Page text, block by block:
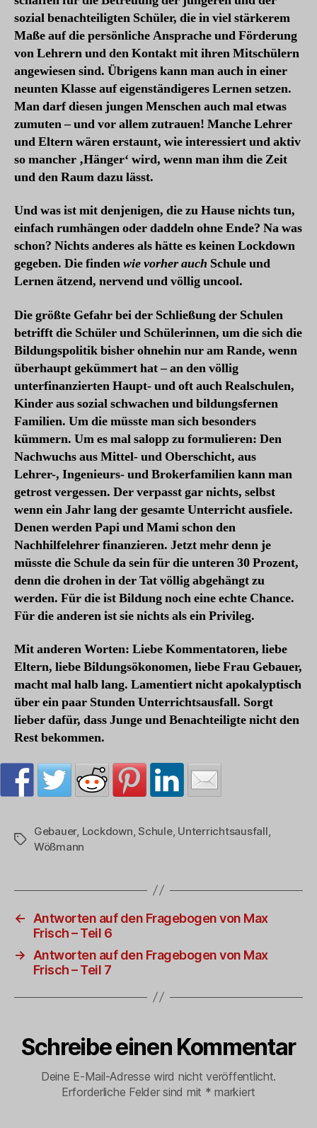
sozial benachteiligten Schüler, die in viel stärkerem
Maße auf die persönliche Ansprache und Förderung
von Lehrern und den Kontakt mit ihren Mitschülern
angewiesen sind. Übrigens kann man auch in einer
neunten Klasse auf eigenständigeres Lernen setzen.
Man darf diesen jungen Menschen auch mal etwas
zumuten – und vor allem zutrauen! Manche Lehrer
und Eltern wären erstaunt, wie interessiert und aktiv
so mancher ‚Hänger‘ wird, wenn man ihm die Zeit
und den Raum dazu lässt.
Und was ist mit denjenigen, die zu Hause nichts tun,
einfach rumhängen oder daddeln ohne Ende? Na was
schon? Nichts anderes als hätte es keinen Lockdown
gegeben. Die findenwie vorherauch Schule und
Lernen ätzend, nervend und völlig uncool.
Die größte Gefahr bei der Schließung der Schulen
betrifft die Schüler und Schülerinnen, um die sich die
Bildungspolitik bisher ohnehin nur am Rande, wenn
überhaupt gekümmert hat – an den völlig
unterfinanzierten Haupt- und oft auch Realschulen,
Kinder aus sozial schwachen und bildungsfernen
Familien. Um die müsste man sich besonders
kümmern. Um es mal salopp zu formulieren: Den
Nachwuchs aus Mittel- und Oberschicht, aus
Lehrer-, Ingenieurs- und Brokerfamilien kann man
getrost vergessen. Der verpasst gar nichts, selbst
wenn ein Jahr lang der gesamte Unterricht ausfiele.
Denen werden Papi und Mami schon den
Nachhilfelehrer finanzieren. Jetzt mehr denn je
müsste die Schule da sein für die unteren 30 Prozent,
denn die drohen in der Tat völlig abgehängt zu
werden. Für die ist Bildung noch eine echte Chance.
Für die anderen ist sie nichts als ein Privileg.
Mit anderen Worten: Liebe Kommentatoren, liebe
Eltern, liebe Bildungsökonomen, liebe Frau Gebauer,
macht mal halb lang. Lamentiert nicht apokalyptisch
über ein paar Stunden Unterrichtsausfall. Sorgt
lieber dafür, dass Junge und Benachteiligte nicht den
Rest bekommen.
Schlagwörter
Gebauer, Lockdown ,Schule, Unterrichtsausfall
Wößmann
←
Antworten auf den Fragebogen von Max
Frisch – Teil 6
→
Antworten auf den Fragebogen von Max
Frisch – Teil 7
Schreibe einen Kommentar
Deine E-Mail-Adresse wird nicht veröffentlicht.
Erforderliche Felder sind mit * markiert